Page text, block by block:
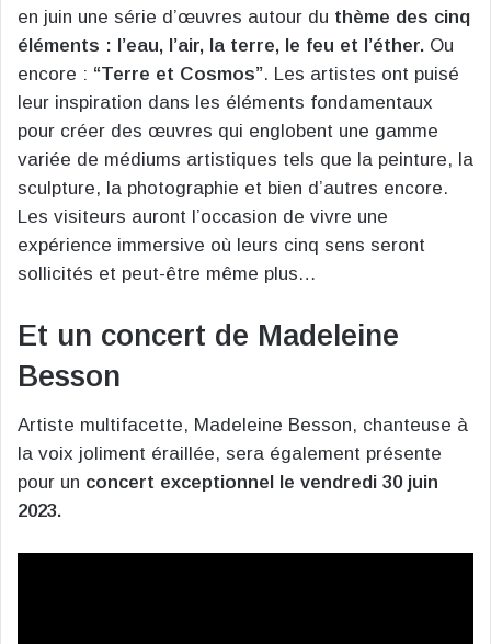
en juin une série d’œuvres autour du thème des cinq
éléments : l’eau, l’air, la terre, le feu et l’éther. Ou
encore : “Terre et Cosmos”. Les artistes ont puisé
leur inspiration dans les éléments fondamentaux
pour créer des œuvres qui englobent une gamme
variée de médiums artistiques tels que la peinture, la
sculpture, la photographie et bien d’autres encore.
Les visiteurs auront l’occasion de vivre une
expérience immersive où leurs cinq sens seront
sollicités et peut-être même plus…
Et un concert de Madeleine
Besson
Artiste multifacette, Madeleine Besson, chanteuse à
la voix joliment éraillée, sera également présente
pour un concert exceptionnel le vendredi 30 juin
2023.